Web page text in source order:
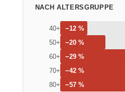
NACH ALTERSGRUPPE
40+
−12 %
50+
−20 %
60+
−29 %
70+
−42 %
80+
−57 %